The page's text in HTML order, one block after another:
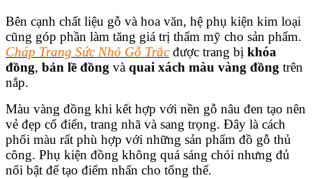
Bên cạnh chất liệu gỗ và hoa văn, hệ phụ kiện kim loại
cũng góp phần làm tăng giá trị thẩm mỹ cho sản phẩm.
Cháp Trang Sức Nhỏ Gỗ Trắcđược trang bị khóa
đồng, bản lề đồng và quai xách màu vàng đồng trên
nắp.
Màu vàng đồng khi kết hợp với nền gỗ nâu đen tạo nên
vẻ đẹp cổ điển, trang nhã và sang trọng. Đây là cách
phối màu rất phù hợp với những sản phẩm đồ gỗ thủ
công. Phụ kiện đồng không quá sáng chói nhưng đủ
nổi bật để tạo điểm nhấn cho tổng thể.